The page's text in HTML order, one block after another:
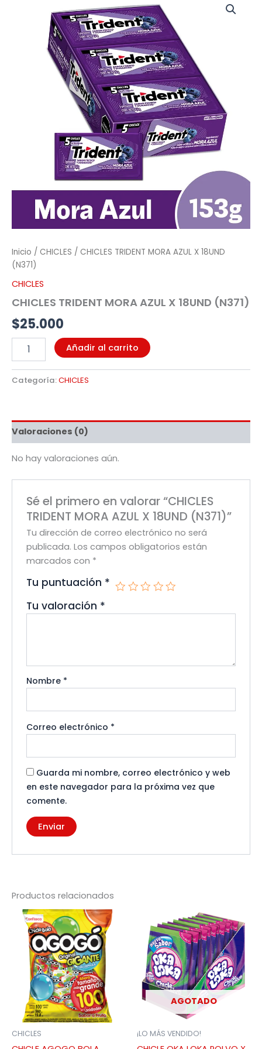
Inicio / CHICLES / CHICLES TRIDENT MORA AZUL X 18UND
(N371)
CHICLES
CHICLES TRIDENT MORA AZUL X 18UND (N371)
$25.000
Añadir al carrito
Categoría:CHICLES
Valoraciones (0)
No hay valoraciones aún.
Sé el primero en valorar “CHICLES
TRIDENT MORA AZUL X 18UND (N371)”
Tu dirección de correo electrónico no será
publicada. Los campos obligatorios están
marcados con *
Tu puntuación *
Tu valoración *
Nombre *
Correo electrónico *
Guarda mi nombre, correo electrónico y web
en este navegador para la próxima vez que
comente.
Productos relacionados
CHICLES
AGOTADO
¡LO MÁS VENDIDO!